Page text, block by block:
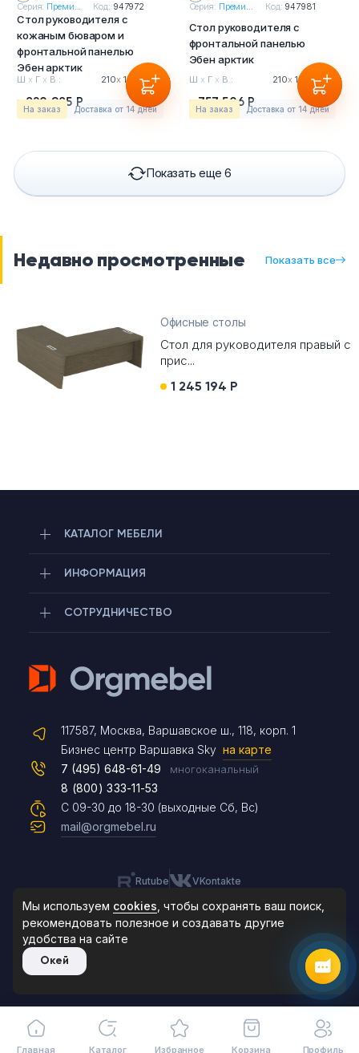
Серия: Преми... Код: 947972
Стол руководителя с
кожаным бюваром и
фронтальной панелью
Эбен арктик
Ш х Г х В : 210х100 х76см
820 985 Р
На заказ Доставка от 14 дней
Серия: Преми... Код: 947981
Стол руководителя с
фронтальной панелью
Эбен арктик
Ш х Г х В : 210х 100 х76см
757 506 Р
На заказ Доставка от 14 дней
Показать еще 6
Недавно просмотренные Показать все
Офисные столы
Стол для руководителя правый с
прис...
1 245 194 Р
Главная Каталог Избранное Корзина Профиль
КАТАЛОГ МЕБЕЛИ
ИНФОРМАЦИЯ
СОТРУДНИЧЕСТВО
117587, Москва, Варшавское ш., 118, корп. 1
Бизнес центр Варшавка Sky на карте
С 09-30 до 18-30 (выходные Сб, Вс)
7 (495) 648-61-49 многоканальный
8 (800) 333-11-53
mail@orgmebel.ru
Rutube VKontakte
Продажа офисной мебели.
Все права защищены.
Telegram
Max
Чат на сайте
8 (495) 183-47-87
По будням с 09:30 до 18:30
Мы используем cookies , чтобы сохранять ваш поиск,
рекомендовать полезное и создавать другие
удобства на сайте
Окей